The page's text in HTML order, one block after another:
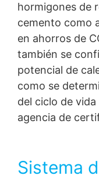
hormigones de
cemento como
en ahorros de
también se
potencial de
como se
del ciclo de
agencia de
Sistema